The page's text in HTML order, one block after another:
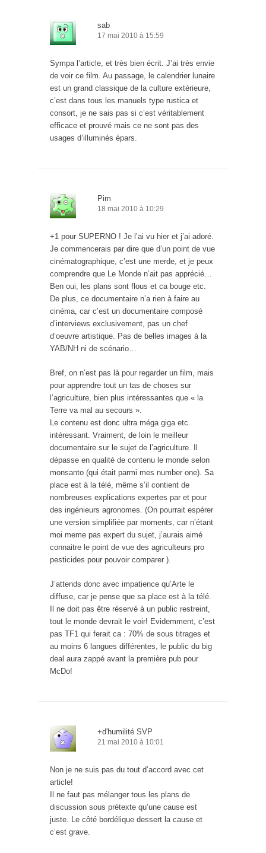
sab
17 mai 2010 à 15:59
Sympa l’article, et très bien écrit. J’ai très envie
de voir ce film. Au passage, le calendrier lunaire
est un grand classique de la culture extérieure,
c’est dans tous les manuels type rustica et
consort, je ne sais pas si c’est véritablement
efficace et prouvé mais ce ne sont pas des
usages d’illuminés épars.
Pim
18 mai 2010 à 10:29
+1 pour SUPERNO ! Je l’ai vu hier et j’ai adoré.
Je commencerais par dire que d’un point de vue
cinématographique, c’est une merde, et je peux
comprendre que Le Monde n’ait pas apprécié…
Ben oui, les plans sont flous et ca bouge etc.
De plus, ce documentaire n’a rien à faire au
cinéma, car c’est un documentaire composé
d’interviews exclusivement, pas un chef
d’oeuvre artistique. Pas de belles images à la
YAB/NH ni de scénario…
Bref, on n’est pas là pour regarder un film, mais
pour apprendre tout un tas de choses sur
l’agriculture, bien plus intéressantes que « la
Terre va mal au secours ».
Le contenu est donc ultra méga giga etc.
intéressant. Vraiment, de loin le meilleur
documentaire sur le sujet de l’agriculture. Il
dépasse en qualité de contenu le monde selon
monsanto (qui était parmi mes number one). Sa
place est à la télé, même s’il contient de
nombreuses explications expertes par et pour
des ingénieurs agronomes. (On pourrait espérer
une version simplifiée par moments, car n’étant
moi meme pas expert du sujet, j’aurais aimé
connaitre le point de vue des agriculteurs pro
pesticides pour pouvoir comparer ).
J’attends donc avec impatience qu’Arte le
diffuse, car je pense que sa place est à la télé.
Il ne doit pas être réservé à un public restreint,
tout le monde devrait le voir! Evidemment, c’est
pas TF1 qui ferait ca : 70% de sous titrages et
au moins 6 langues différentes, le public du big
deal aura zappé avant la première pub pour
McDo!
+d'humilité SVP
21 mai 2010 à 10:01
Non je ne suis pas du tout d’accord avec cet
article!
Il ne faut pas mélanger tous les plans de
discussion sous prétexte qu’une cause est
juste. Le côté bordélique dessert la cause et
c’est grave.